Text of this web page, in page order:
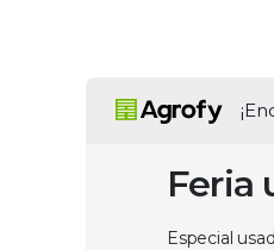
Feria
Especial